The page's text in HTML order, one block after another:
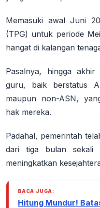
Memasuki awal Juni
(TPG) untuk periode
hangat di kalangan
Pasalnya, hingga
guru, baik berstatus
maupun non-ASN,
hak mereka.
Padahal, pemerintah
dari tiga bulan sekali
meningkatkan
BACA JUGA:
Hitung Mundur!